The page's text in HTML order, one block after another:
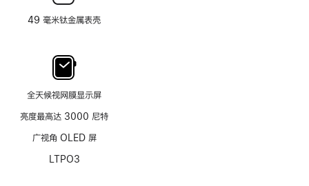
49 毫米钛金属表壳
全天候视网膜显示屏
亮度最高达 3000 尼特
广视角 OLED 屏
LTPO3